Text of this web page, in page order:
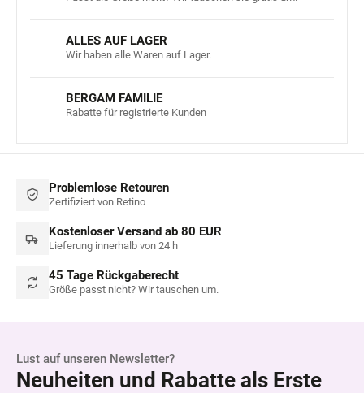
ALLES AUF LAGER
Wir haben alle Waren auf Lager.
BERGAM FAMILIE
Rabatte für registrierte Kunden
Problemlose Retouren
Zertifiziert von Retino
Kostenloser Versand ab 80 EUR
Lieferung innerhalb von 24 h
45 Tage Rückgaberecht
Größe passt nicht? Wir tauschen um.
Lust auf unseren Newsletter?
Neuheiten und Rabatte als Erste